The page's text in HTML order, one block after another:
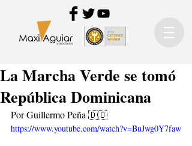
La Marcha Verde se tomó
República Dominicana
Por Guillermo Peña 🇩🇴
https://www.youtube.com/watch?v=BuJwg0Y7faw